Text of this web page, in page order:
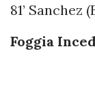
81’ Sanchez
Foggia